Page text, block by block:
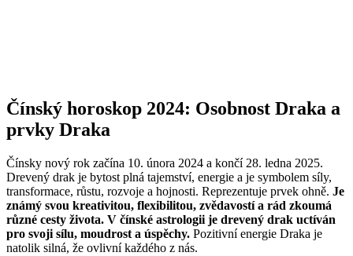
Čínský horoskop 2024: Osobnost Draka a
prvky Draka
Čínsky nový rok začína 10. února 2024 a končí 28. ledna 2025.
Drevený drak je bytost plná tajemství, energie a je symbolem síly,
transformace, růstu, rozvoje a hojnosti. Reprezentuje prvek ohně. Je
známý svou kreativitou, flexibilitou, zvědavostí a rád zkoumá
různé cesty života. V čínské astrologii je drevený drak uctíván
pro svoji sílu, moudrost a úspěchy. Pozitivní energie Draka je
natolik silná, že ovlivní každého z nás.